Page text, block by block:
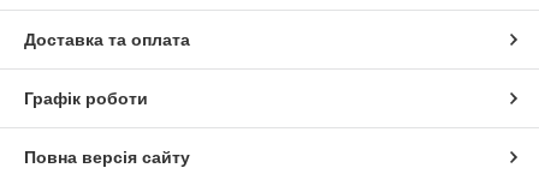
Доставка та оплата
Графік роботи
Повна версія сайту